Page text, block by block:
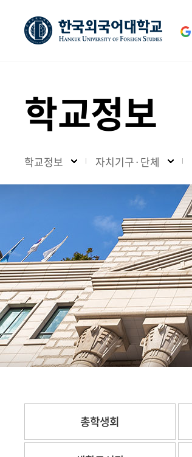
학교정보
학교정보 자치기구·단체
총학생회